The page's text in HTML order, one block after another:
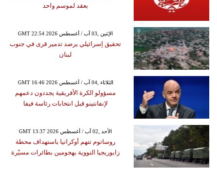
بعقد لموسم واحد
GMT 22:54 2026 الإثنين ,03 آب / أغسطس
تحقيق إسرائيلي يرصد تدمير قرى في جنوب
لبنان
GMT 16:46 2026 الثلاثاء ,04 آب / أغسطس
مسؤولو الكرة الأفريقية يجددون دعمهم
لإنفانتينو قبل انتخابات رئاسة فيفا
GMT 13:37 2026 الأحد ,02 آب / أغسطس
روساتوم تتهم أوكرانيا باستهداف محطة
زابوريجيا النووية بهجومين بطائرات مسيّرة